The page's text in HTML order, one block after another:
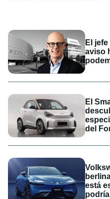
El
aviso
El
del
está